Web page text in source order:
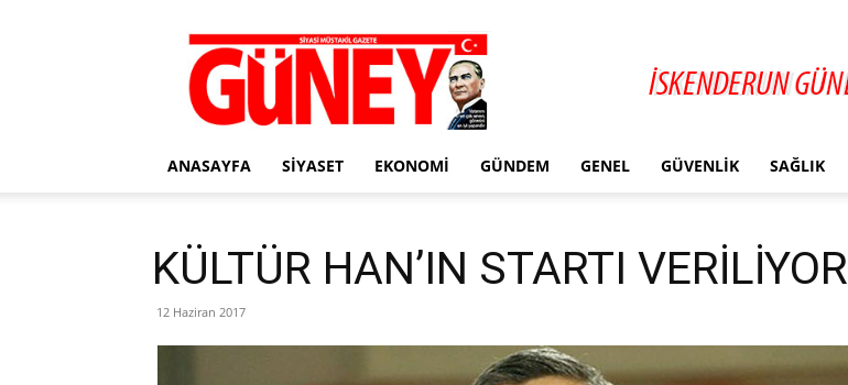
Gazete
Güney
ANASAYFA SIYASET EKONOMI GÜNDEM GENEL GÜVENLIK SAĞLIK
KÜLTÜR HAN’IN STARTI VERİLİYOR
12 Haziran 2017